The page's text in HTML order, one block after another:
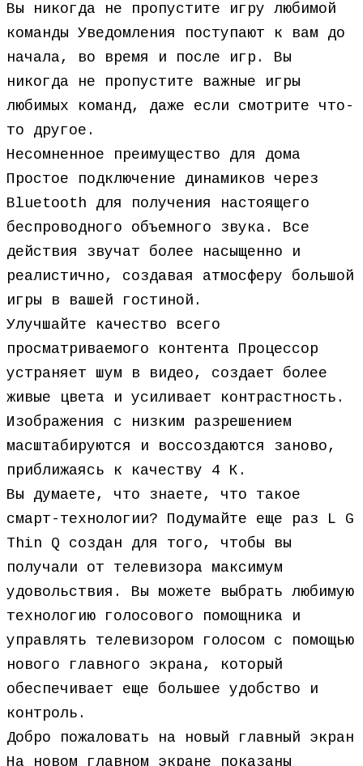
Вы никогда не пропустите игру любимой
команды Уведомления поступают к вам до
начала, во время и после игр. Вы
никогда не пропустите важные игры
любимых команд, даже если смотрите что-
то другое.
Несомненное преимущество для дома
Простое подключение динамиков через
Bluetooth для получения настоящего
беспроводного объемного звука. Все
действия звучат более насыщенно и
реалистично, создавая атмосферу большой
игры в вашей гостиной.
Улучшайте качество всего
просматриваемого контента Процессор
устраняет шум в видео, создает более
живые цвета и усиливает контрастность.
Изображения с низким разрешением
масштабируются и воссоздаются заново,
приближаясь к качеству 4 К.
Вы думаете, что знаете, что такое
смарт-технологии? Подумайте еще раз L G
Thin Q создан для того, чтобы вы
получали от телевизора максимум
удовольствия. Вы можете выбрать любимую
технологию голосового помощника и
управлять телевизором голосом с помощью
нового главного экрана, который
обеспечивает еще большее удобство и
контроль.
Добро пожаловать на новый главный экран
На новом главном экране показаны